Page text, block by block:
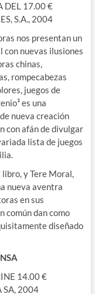
DEL 17.00 €
S.A., 2004
nos presentan un
con nuevas ilusiones
chinas,
rompecabezas
juegos de
es una
nueva creación
con afán de divulgar
lista de juegos
y Tere Moral,
nueva aventra
en sus
común dan como
diseñado
14.00 €
SA, 2004